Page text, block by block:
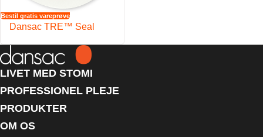
Bestil gratis vareprøve
Dansac TRE™ Seal
LIVET MED STOMI
PROFESSIONEL PLEJE
PRODUKTER
OM OS